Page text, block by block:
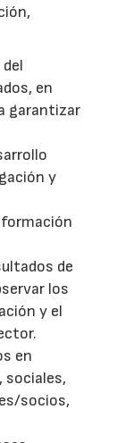
en
garantizar
y
de
los
y el
en
sociales,
socios,